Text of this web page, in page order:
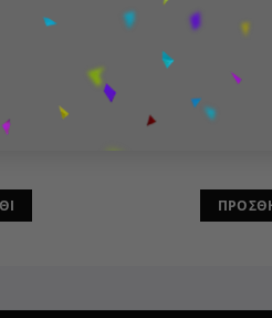
Bust
Space Jam: A